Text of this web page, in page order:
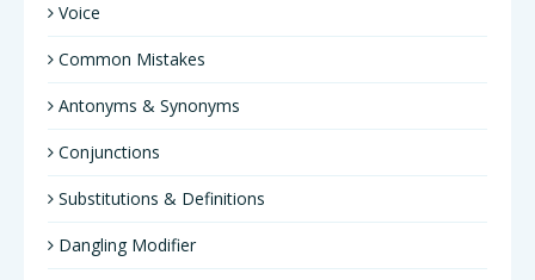
Voice
Common Mistakes
Antonyms & Synonyms
Conjunctions
Substitutions & Definitions
Dangling Modifier